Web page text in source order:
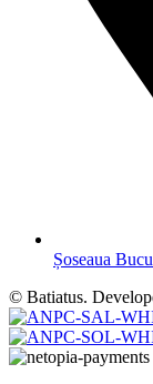
Șoseaua
© Batiatus.